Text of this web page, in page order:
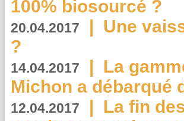
100% biosourcé ?
20.04.2017 | Une
?
14.04.2017 | La
Michon a débarqué
12.04.2017 | La fin